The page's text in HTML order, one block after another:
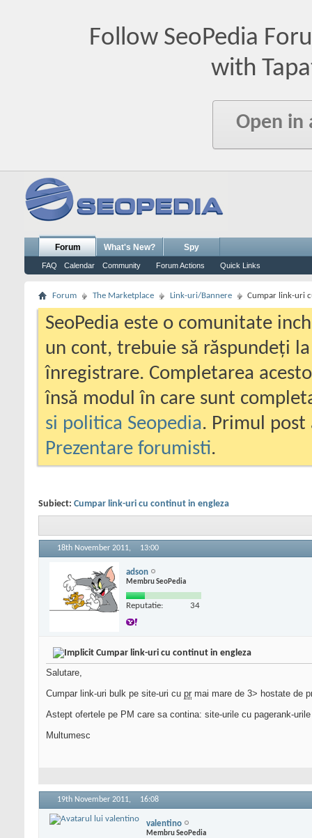
Follow SeoPedia
with
Open in
Forum
FAQ Calendar Community Forum Actions Quick Links
What's New? Spy
Forum The Marketplace Link-uri/Bannere Cumpar link-uri
SeoPedia este o comunitate
un cont, trebuie să răspundeți
înregistrare. Completarea
însă modul în care sunt
si politica Seopedia. Primul
Prezentare forumisti.
Subiect: Cumpar link-uri cu continut in engleza
18th November 2011, 13:00
adson
Membru SeoPedia
Reputatie: 34
Cumpar link-uri cu continut in engleza
Salutare,
Cumpar link-uri bulk pe site-uri cu pr mai mare de 3> hostate de
Astept ofertele pe PM care sa contina: site-urile cu pagerank-
Multumesc
19th November 2011, 16:08
valentino
Membru SeoPedia